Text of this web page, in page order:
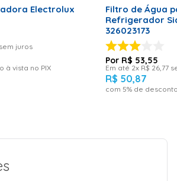
Electrolux
sem juros
à vista no PIX
Filtro de Água
Refrigerador
326023173
R$ 53,55
Em até 2x R$ 26, 77
R$ 50,87
com 5% de